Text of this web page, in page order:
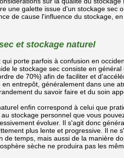
une galette issue d'un stockage sec
de cause l'influence du stockage,
et stockage naturel
qui porte parfois à confusion en
le stockage sec consiste en
de 70%) afin de faciliter et
en entrepôt, généralement dans une
du savoir faire et du soin
enfin correspond à celui que
stockage personnel que vous
évoluer. Il s'agit donc
plus lente et progressive. Il ne
de temps, mais aussi de la manière
sèche ne produira pas les